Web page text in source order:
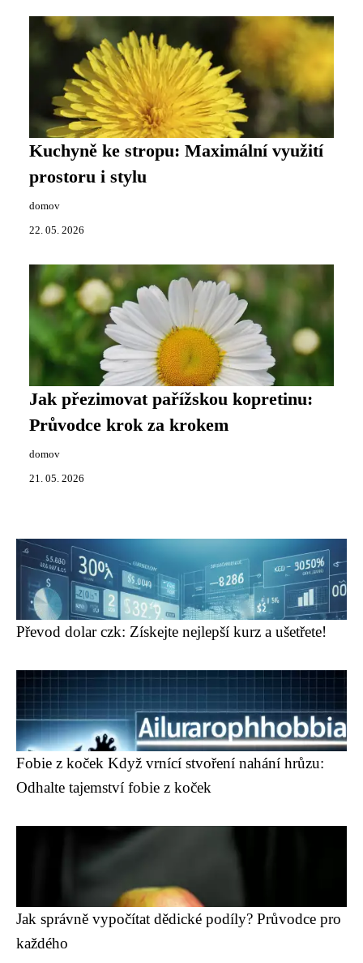
Kuchyně ke stropu: Maximální využití
prostoru i stylu
domov
22. 05. 2026
Jak přezimovat pařížskou kopretinu:
Průvodce krok za krokem
domov
21. 05. 2026
Převod dolar czk: Získejte nejlepší kurz a ušetřete!
Fobie z koček Když vrnící stvoření nahání hrůzu:
Odhalte tajemství fobie z koček
Jak správně vypočítat dědické podíly? Průvodce pro
každého